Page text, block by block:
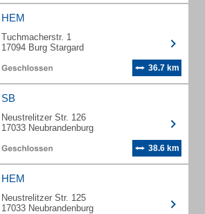
HEM
Tuchmacherstr. 1
17094 Burg Stargard
36.7 km
SB
Neustrelitzer Str. 126
17033 Neubrandenburg
38.6 km
HEM
Neustrelitzer Str. 125
17033 Neubrandenburg